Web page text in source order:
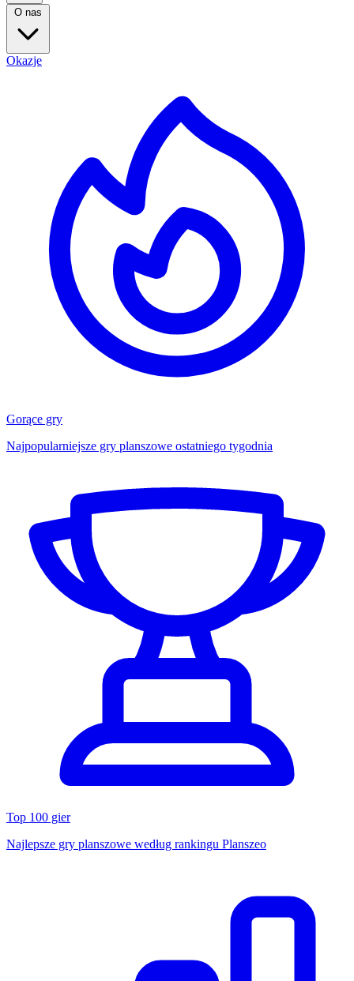
O nas
Okazje
Gorące gry
Najpopularniejsze gry planszowe ostatniego tygodnia
Top 100 gier
Najlepsze gry planszowe według rankingu Planszeo